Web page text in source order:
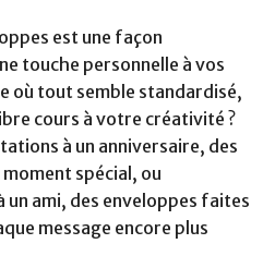
est une façon
touche personnelle à vos
où tout semble standardisé,
cours à votre créativité ?
à un anniversaire, des
spécial, ou
un ami, des enveloppes faites
message encore plus